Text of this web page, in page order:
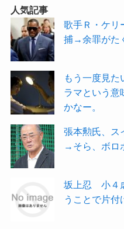
人気記事
歌手Ｒ・ケリ
捕→余罪がた
もう一度見
ラマという意
かなー。
張本勲氏、ス
→そら、ボロ
坂上忍 小４
うことで片付